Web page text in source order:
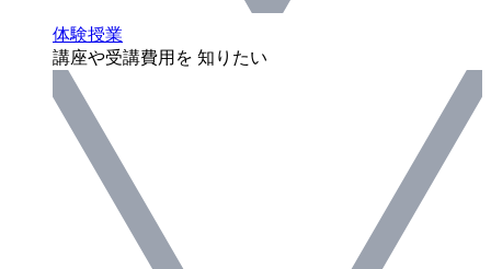
体験授業
講座や受講費用を 知りたい